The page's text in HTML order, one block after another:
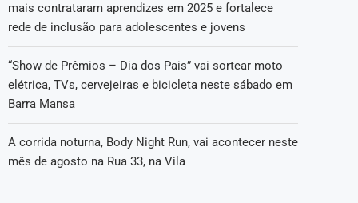
mais contrataram aprendizes em 2025 e fortalece
rede de inclusão para adolescentes e jovens
“Show de Prêmios – Dia dos Pais” vai sortear moto
elétrica, TVs, cervejeiras e bicicleta neste sábado em
Barra Mansa
A corrida noturna, Body Night Run, vai acontecer neste
mês de agosto na Rua 33, na Vila